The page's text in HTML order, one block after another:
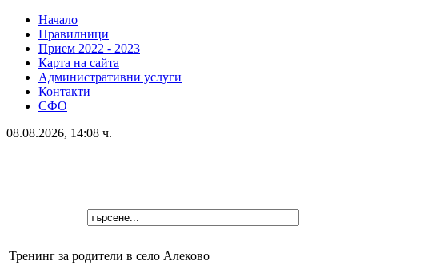
Начало
Правилници
Прием 2022 - 2023
Карта на сайта
Административни услуги
Контакти
СФО
08.08.2026, 14:08 ч.
Тренинг за родители в село Алеково